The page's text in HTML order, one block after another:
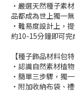
・嚴選天然種子素
品都成為世上獨一
・難易度設計上，
約10-15分鐘即可完
【種子飾品材料包特
・認識自然素材植
・簡單三步驟，獨
・附加收納布袋、